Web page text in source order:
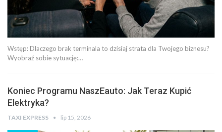
Wstęp: Dlaczego brak terminala to dzisiaj strata dla Twojego biznesu?
Wyobraź sobie sytuację:…
Koniec Programu NaszEauto: Jak Teraz Kupić
Elektryka?
TAXI EXPRESS lip 15, 2026